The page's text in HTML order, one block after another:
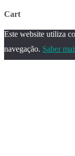
Cart
Este website utiliza
navegação. Saber